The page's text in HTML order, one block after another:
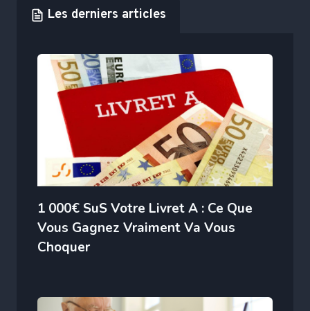
Les derniers articles
1 000€ SuS Votre Livret A : Ce Que
Vous Gagnez Vraiment Va Vous
Choquer